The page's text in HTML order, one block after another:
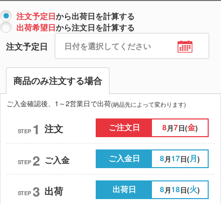
注文予定日から出荷日を計算する
出荷希望日から注文日を計算する
注文予定日
商品のみ注文する場合
ご入金確認後、1～2営業日で出荷(納品先によって変わります)
STEP 1 注文 ご注文日 8 月7日(金)
STEP 2 ご入金 ご入金日 8 月17日(月)
STEP 3 出荷 出荷日 8 月18日(火)